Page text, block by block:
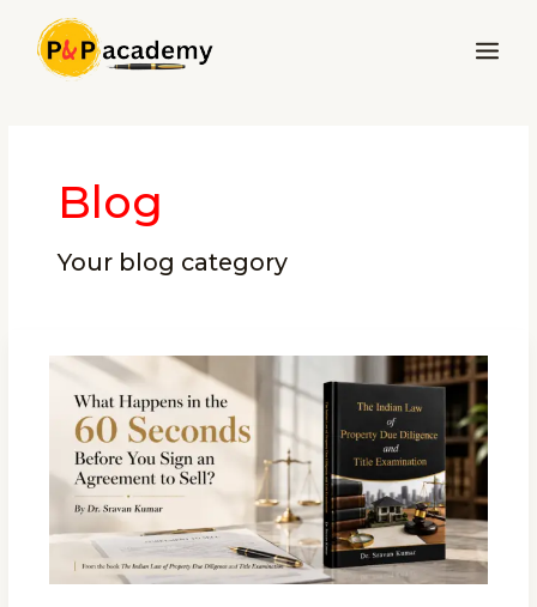
content
Menu
Blog
Your blog category